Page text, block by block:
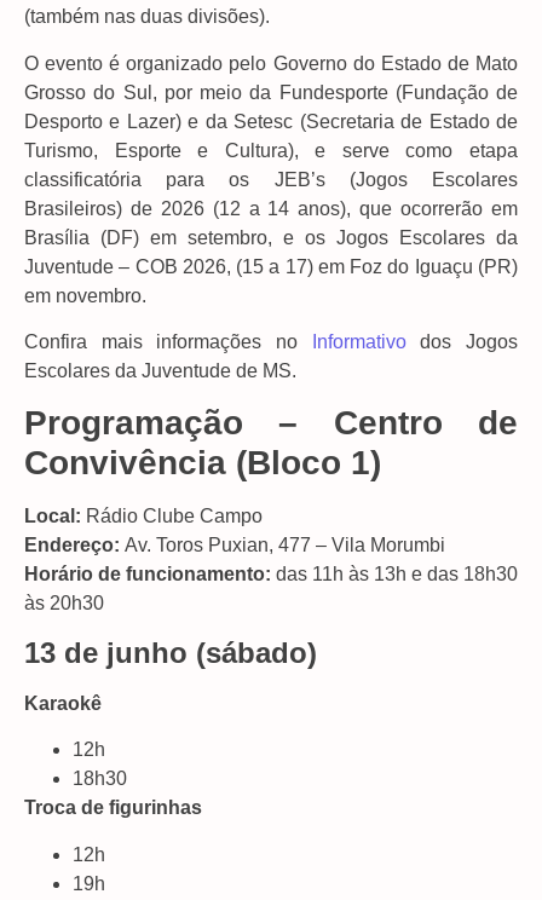
(também nas duas divisões).
O evento é organizado pelo Governo do Estado de Mato
Grosso do Sul, por meio da Fundesporte (Fundação de
Desporto e Lazer) e da Setesc (Secretaria de Estado de
Turismo, Esporte e Cultura), e serve como etapa
classificatória para os JEB’s (Jogos Escolares
Brasileiros) de 2026 (12 a 14 anos), que ocorrerão em
Brasília (DF) em setembro, e os Jogos Escolares da
Juventude – COB 2026, (15 a 17) em Foz do Iguaçu (PR)
em novembro.
Confira mais informações no Informativodos Jogos
Escolares da Juventude de MS.
Programação – Centro de
Convivência (Bloco 1)
Local: Rádio Clube Campo
Endereço: Av. Toros Puxian, 477 – Vila Morumbi
Horário de funcionamento: das 11h às 13h e das 18h30
às 20h30
13 de junho (sábado)
Karaokê
12h
18h30
Troca de figurinhas
12h
19h